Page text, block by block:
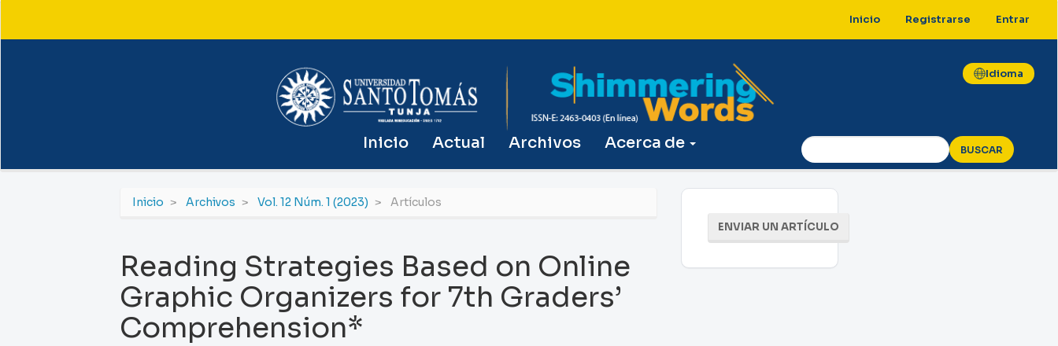
Contenido
Inicio Registrarse Entrar
Inicio Actual Archivos Acerca de BUSCAR
Inicio Archivos Vol. 12 Núm. 1 (2023) Artículos
Reading Strategies Based on Online
Graphic Organizers for 7th Graders’
Comprehension*
Enviar
un
artículo
ENVIAR UN ARTÍCULO
Idioma